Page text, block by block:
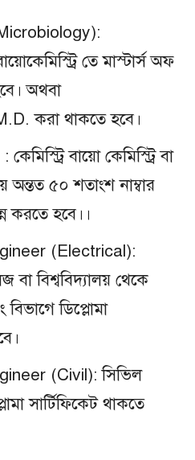
তে মাস্টার্স অফ
অথবা
করা থাকতে হবে।
বায়ো কেমিস্ট্রি বা
৫০ শতাংশ নাম্বার
করতে হবে।।
(Electrical):
বিশ্ববিদ্যালয় থেকে
বিভাগে ডিপ্লোমা
(Civil): সিভিল
সার্টিফিকেট থাকতে